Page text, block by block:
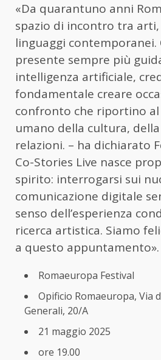
«Da quarantuno anni
spazio di incontro tra arti,
linguaggi contemporanei.
presente sempre più
intelligenza artificiale,
fondamentale creare
confronto che riportino
umano della cultura,
relazioni. – ha dichiarato
Co-Stories Live nasce
spirito: interrogarsi sui
comunicazione digitale
senso dell’esperienza
ricerca artistica. Siamo
a questo appuntamento».
Romaeuropa Festival
Opificio Romaeuropa, Via
Generali, 20/A
21 maggio 2025
ore 19.00